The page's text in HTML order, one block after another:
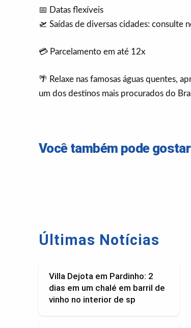
📅 Datas flexíveis
🛫 Saídas de diversas cidades: consulte
💳 Parcelamento em até 12x
🌴 Relaxe nas famosas águas quentes,
um dos destinos mais procurados do
Você também pode gostar
Últimas Notícias
Villa Dejota em Pardinho: 2
dias em um chalé em barril de
vinho no interior de sp